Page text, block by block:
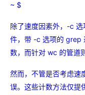
~ $
除了速度因素外，-c
件，带 -c 选项的 grep
数，而针对 wc 的管道
然而，不管是否考虑速
误。这些计数方法仅